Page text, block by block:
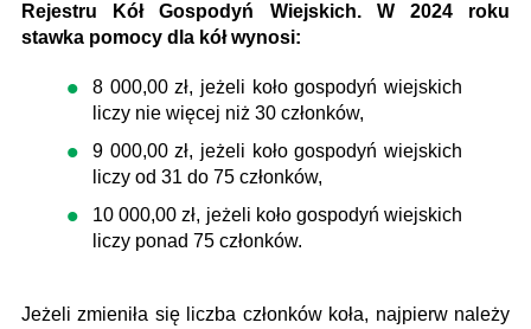
Rejestru Kół Gospodyń Wiejskich. W 2024 roku
stawka pomocy dla kół wynosi:
8 000,00 zł, jeżeli koło gospodyń wiejskich
liczy nie więcej niż 30 członków,
9 000,00 zł, jeżeli koło gospodyń wiejskich
liczy od 31 do 75 członków,
10 000,00 zł, jeżeli koło gospodyń wiejskich
liczy ponad 75 członków.
Jeżeli zmieniła się liczba członków koła, najpierw należy